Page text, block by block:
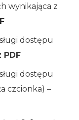
wynikająca z
dostępu
PDF
dostępu
czcionka) –